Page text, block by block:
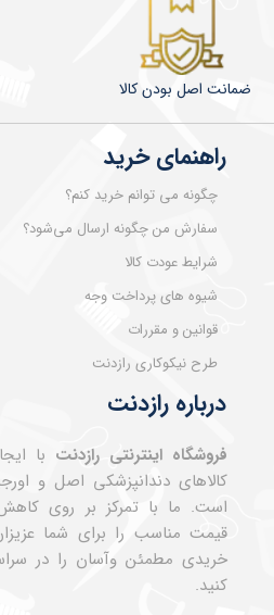
درباره رازدنت
فروشگاه اینترنتی رازدنت با
کالاهای دندانپزشکی اصل و
است. ما با تمرکز بر روی
قیمت مناسب را برای شما
خریدی مطمئن وآسان را در
کنید.
راهنمای خرید
چگونه می توانم خرید کنم؟
سفارش من چگونه ارسال می‌شود؟
شرایط عودت کالا
شیوه های پرداخت وجه
قوانین و مقررات
طرح نیکوکاری رازدنت
ضمانت اصل بودن کالا